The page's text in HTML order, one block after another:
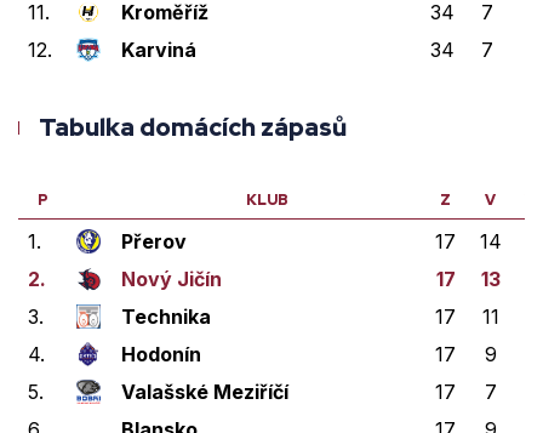
11.
Kroměříž 34 7
12.
Karviná 34 7
Tabulka domácích zápasů
P KLUB Z V
1. Přerov 17 14
2.
Nový Jičín 17 13
3.
Technika 17 11
4.
Hodonín 17 9
5.
Valašské Meziříčí 17 7